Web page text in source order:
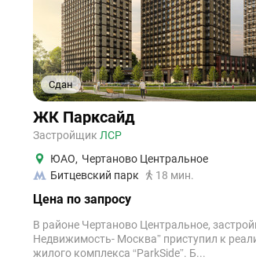
Сдан
ЖК Парксайд
Застройщик ЛСР
ЮАО, Чертаново Центральное
Битцевский парк
18 мин.
Цена по запросу
В районе Чертаново Центральное,
Недвижимость- Москва” приступил к
жилого комплекса “ParkSide”. Б...